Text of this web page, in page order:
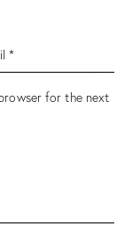
for the next